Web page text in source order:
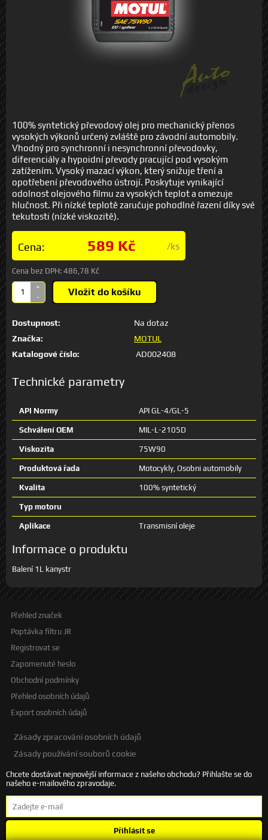
100% syntetický převodový olej pro mechanický přenos
vysokých výkonů určený zvláště pro závodní automobily.
Vhodný pro synchronní i nesynchronní převodovky,
diferenciály a hypoidní převody pracující pod vysokým
zatížením. Vysoký mazací výkon, který snižuje tření a
opotřebení převodového ústrojí. Poskytuje vynikající
odolnost olejového filmu za vysokých teplot a omezuje
hlučnost. Při nízké teplotě zaručuje pohodlné řazení díky své
tekutosti (nízké viskozitě).
Cena: 589 Kč /ks
Cena bez DPH: 486,78 Kč
+
-
Vložit do košíku
Dostupnost:
Na dotaz
Značka:
MOTUL
Katalogové číslo:
AD002408
Technické parametry
API Normy API GL-4/GL-5
Schválení OEM MIL-L-2105D
Viskozita 75W90
Produktová řada Motocykly, Osobni automobily
Kvalita 100% syntetický
Typ motoru
Aplikace Transmisní oleje
Informace o produktu
Balení 1L kanystr
Přehled značek
Poptávka filtru JR
Registrovat se
Zapomenuté heslo
Obchodní podmínky
Přehled osobních údajů
Export osobních údajů
Zásady zpracování osobních údajů
Zásady používání souborů cookie
Chcete dostávat nejnovější informace z našeho obchodu? Přihlašte se do
našeho e-mailového zpravodaje.
Přihlásit se